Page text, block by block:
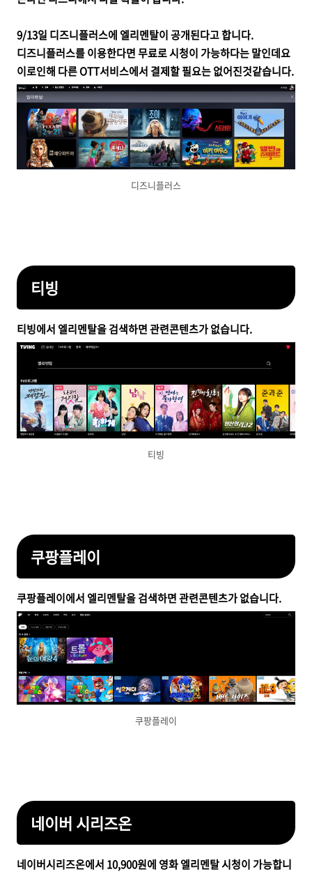
9/13일 디즈니플러스에 엘리멘탈이 공개된다고 합니다.
디즈니플러스를 이용한다면 무료로 시청이 가능하다는 말인데요
이로인해 다른 OTT서비스에서 결제할 필요는 없어진것같습니다.
디즈니플러스
티빙
티빙에서 엘리멘탈을 검색하면 관련콘텐츠가 없습니다.
티빙
쿠팡플레이
쿠팡플레이에서 엘리멘탈을 검색하면 관련콘텐츠가 없습니다.
쿠팡플레이
네이버 시리즈온
네이버시리즈온에서 10,900원에 영화 엘리멘탈 시청이 가능합니